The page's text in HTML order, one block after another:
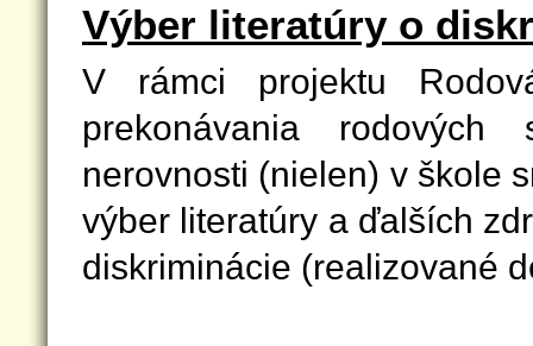
Výber literatúry o
V rámci projektu
prekonávania
nerovnosti (nielen) v škole
výber literatúry a ďalších
diskriminácie (realizované